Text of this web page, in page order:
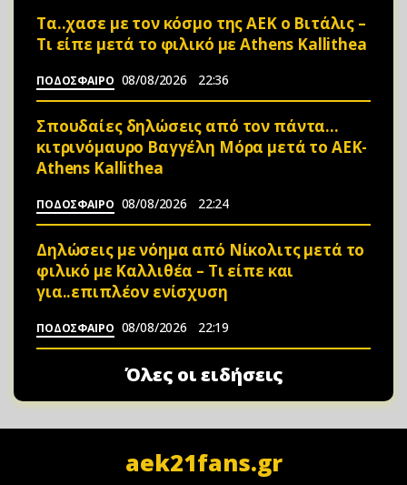
Τα..χασε με τον κόσμο της ΑΕΚ ο Βιτάλις –
Τι είπε μετά το φιλικό με Athens Kallithea
ΠΟΔΟΣΦΑΙΡΟ 08/08/2026 22:36
Σπουδαίες δηλώσεις από τον πάντα…
κιτρινόμαυρο Βαγγέλη Μόρα μετά το ΑΕΚ-
Athens Kallithea
ΠΟΔΟΣΦΑΙΡΟ 08/08/2026 22:24
Δηλώσεις με νόημα από Νίκολιτς μετά το
φιλικό με Καλλιθέα – Τι είπε και
για..επιπλέον ενίσχυση
ΠΟΔΟΣΦΑΙΡΟ 08/08/2026 22:19
Όλες οι ειδήσεις
aek21fans.gr